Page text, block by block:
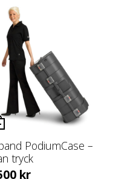
PodiumCase –
tryck
kr